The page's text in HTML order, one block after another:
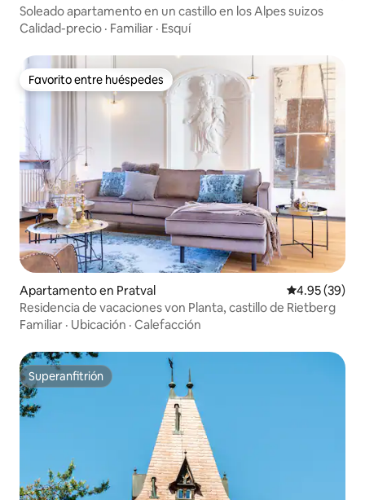
Soleado apartamento en un castillo en los Alpes suizos
Calidad-precio · Familiar · Esquí
Favorito entre huéspedes
Favorito entre huéspedes
Apartamento en Pratval Calificación
4.95 (39)
Residencia de vacaciones von Planta, castillo de Rietberg
Familiar · Ubicación · Calefacción
Superanfitrión
Superanfitrión